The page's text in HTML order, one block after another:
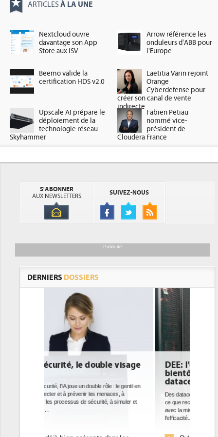
ARTICLES À LA UNE
Nextcloud ouvre
davantage son App
Store aux ISV
Arrow référence les
onduleurs d'ABB pour
l'Europe
Beemo valide la
certification HDS v2.0
Laetitia Varin rejoint
Orange
Cyberdefense pour
créer son canal de vente
indirecte
Upscale AI prépare le
déploiement de la
technologie réseau
Skyhammer
Fabien Petiau
nommé vice-
président de
Cloudera France
S'ABONNER
AUX NEWSLETTERS
SUIVEZ-NOUS
Publicité
DERNIERS DOSSIERS
DEE: l'efficacité énergétique
bientôt une obligation pour les
datacenters
Des datacenters plus durables et plus efficaces, c'est
ce que recherchent les pouvoirs publics européens
avec la mise en oeuvre de la nouvelle Directive sur